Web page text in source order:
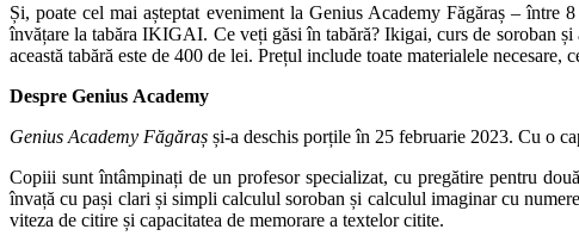
Și, poate cel mai așteptat eveniment la Genius Academy Făgăraș – între
învățare la tabăra IKIGAI. Ce veți găsi în tabără? Ikigai, curs de soroban
această tabără este de 400 de lei. Prețul include toate materialele necesare,
Despre Genius Academy
Genius Academy Făgăraș și-a deschis porțile în 25 februarie 2023. Cu o
Copiii sunt întâmpinați de un profesor specializat, cu pregătire pentru
învață cu pași clari și simpli calculul soroban și calculul imaginar cu
viteza de citire și capacitatea de memorare a textelor citite.